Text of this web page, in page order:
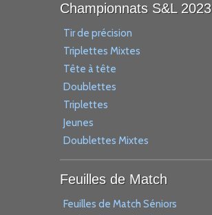
Championnats S&L 2023
Tir de précision
Triplettes Mixtes
Tête à tête
Doublettes
Triplettes
Jeunes
Doublettes Mixtes
Feuilles de Match
Feuilles de Match Séniors